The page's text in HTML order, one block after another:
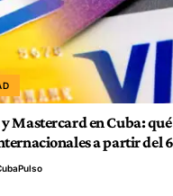
y Mastercard en Cuba:
a partir del